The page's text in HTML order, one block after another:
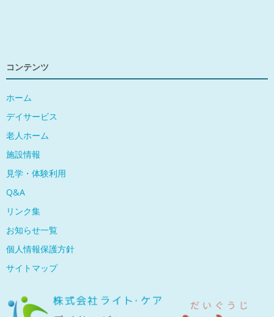
コンテンツ
ホーム
デイサービス
老人ホーム
施設情報
見学・体験利用
Q&A
リンク集
お知らせ一覧
個人情報保護方針
サイトマップ